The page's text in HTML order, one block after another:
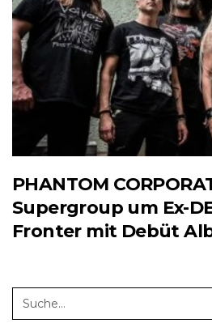
PHANTOM
Supergroup um Ex-
Fronter mit Debüt